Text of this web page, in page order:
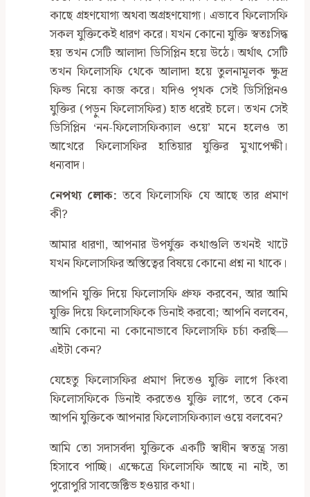
কাছে গ্রহণযোগ্য অথবা অগ্রহণযোগ্য। এভাবে ফিলোসফি
সকল যুক্তিকেই ধারণ করে। যখন কোনো যুক্তি স্বতঃসিদ্ধ
হয় তখন সেটি আলাদা ডিসিপ্লিন হয়ে উঠে। অর্থাৎ সেটি
তখন ফিলোসফি থেকে আলাদা হয়ে তুলনামূলক ক্ষুদ্র
ফিল্ড নিয়ে কাজ করে। যদিও পৃথক সেই ডিসিপ্লিনও
যুক্তির (পড়ুন ফিলোসফির) হাত ধরেই চলে। তখন সেই
ডিসিপ্লিন ‌‘নন-ফিলোসফিক্যাল ওয়ে’ মনে হলেও তা
আখেরে ফিলোসফির হাতিয়ার যুক্তির মুখাপেক্ষী।
ধন্যবাদ।
নেপথ্য লোক: তবে ফিলোসফি যে আছে তার প্রমাণ
কী?
আমার ধারণা, আপনার উপর্যুক্ত কথাগুলি তখনই খাটে
যখন ফিলোসফির অস্তিত্বের বিষয়ে কোনো প্রশ্ন না থাকে।
আপনি যুক্তি দিয়ে ফিলোসফি প্রুফ করবেন, আর আমি
যুক্তি দিয়ে ফিলোসফিকে ডিনাই করবো; আপনি বলবেন,
আমি কোনো না কোনোভাবে ফিলোসফি চর্চা করছি—
এইটা কেন?
যেহেতু ফিলোসফির প্রমাণ দিতেও যুক্তি লাগে কিংবা
ফিলোসফিকে ডিনাই করতেও যুক্তি লাগে, তবে কেন
আপনি যুক্তিকে আপনার ফিলোসফিক্যাল ওয়ে বলবেন?
আমি তো সদাসর্বদা যুক্তিকে একটি স্বাধীন স্বতন্ত্র সত্তা
হিসাবে পাচ্ছি। এক্ষেত্রে ফিলোসফি আছে না নাই, তা
পুরোপুরি সাবজেক্টিভ হওয়ার কথা।